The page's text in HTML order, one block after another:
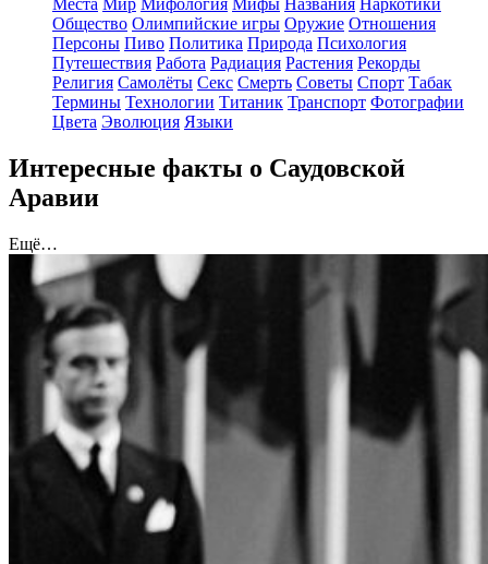
Места Мир Мифология Мифы Названия Наркотики
Общество Олимпийские игры Оружие Отношения
Персоны Пиво Политика Природа Психология
Путешествия Работа Радиация Растения Рекорды
Религия Самолёты Секс Смерть Советы Спорт Табак
Термины Технологии Титаник Транспорт Фотографии
Цвета Эволюция Языки
Интересные факты о Саудовской
Аравии
Ещё…